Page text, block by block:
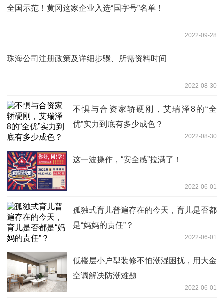
全国示范！黄冈这家企业入选“国字号”名单！
2022-09-28
珠海公司注册政策及详细步骤、所需资料时间
2022-08-30
不惧与合资家轿硬刚，艾瑞泽8的“全
优”实力到底有多少成色？
2022-08-30
这一波操作，“安全感”拉满了！
2022-06-01
孤独式育儿普遍存在的今天，育儿是否都
是“妈妈的责任”？
2022-06-01
低楼层小户型装修不怕潮湿困扰，用大金
空调解决防潮难题
2022-06-01